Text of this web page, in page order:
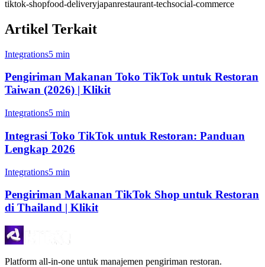
tiktok-shopfood-deliveryjapanrestaurant-techsocial-commerce
Artikel Terkait
Integrations5 min
Pengiriman Makanan Toko TikTok untuk Restoran
Taiwan (2026) | Klikit
Integrations5 min
Integrasi Toko TikTok untuk Restoran: Panduan
Lengkap 2026
Integrations5 min
Pengiriman Makanan TikTok Shop untuk Restoran
di Thailand | Klikit
Platform all-in-one untuk manajemen pengiriman restoran.